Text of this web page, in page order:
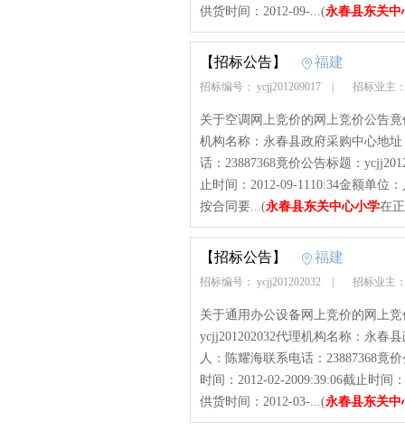
供货时间：2012-09-...(永春县东关中
【招标公告】 福建
招标编号： ycjj201209017 招标业主
关于空调网上竞价的网上竞价公告
机构名称：永春县政府采购中心地
话：23887368竟价公告标题：
止时间：2012-09-1110:34金额单位
按合同要...(永春县东关中心小学在
【招标公告】 福建
招标编号： ycjj201202032 招标业主
关于通用办公设备网上竞价的网上
ycjj201202032代理机构名称：永春
人：陈耀海联系电话：23887368竟
时间：2012-02-2009:39:06截止时间
供货时间：2012-03-...(永春县东关中